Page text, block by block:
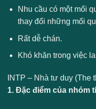
Nhu cầu có một mối
thay đổi những mối
Rất dễ chán.
Khó khăn trong việc
INTP – Nhà tư duy (The
1. Đặc điểm của nhóm